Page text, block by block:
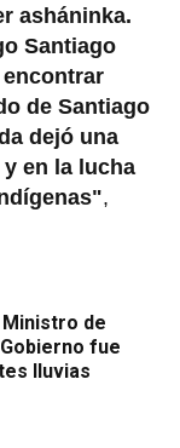
asháninka.
Santiago
de Santiago
dejó una
en la lucha
,
de
fue
lluvias